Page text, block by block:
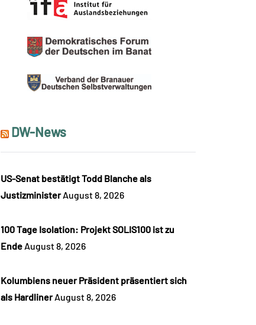
DW-News
US-Senat bestätigt Todd Blanche als
Justizminister August 8, 2026
100 Tage Isolation: Projekt SOLIS100 ist zu
Ende August 8, 2026
Kolumbiens neuer Präsident präsentiert sich
als Hardliner August 8, 2026